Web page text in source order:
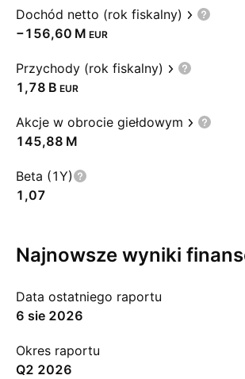
Dochód netto (rok fiskalny)
‪−156,60 M‬ EUR
Przychody (rok fiskalny)
‪1,78 B‬ EUR
Akcje w obrocie giełdowym
‪145,88 M‬
Beta (1Y)
1,07
Najnowsze wyniki
Data ostatniego raportu
6 sie 2026
Okres raportu
Q2 2026